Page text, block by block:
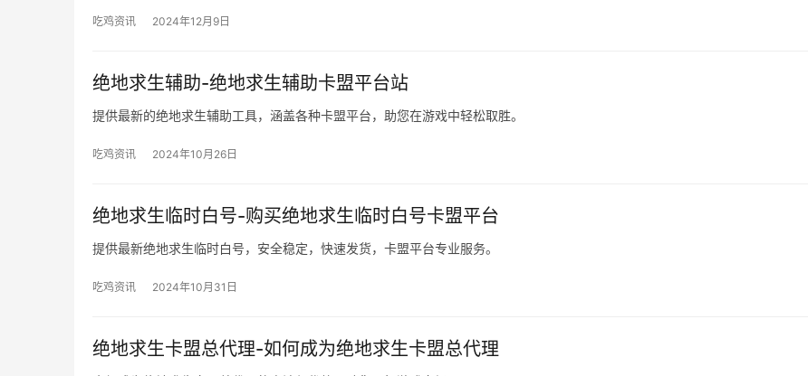
吃鸡资讯 2024年12月9日
绝地求生辅助-绝地求生辅助卡盟平台站
提供最新的绝地求生辅助工具，涵盖各种卡盟平台，助您在游戏中轻松取胜。
吃鸡资讯 2024年10月26日
绝地求生临时白号-购买绝地求生临时白号卡盟平台
提供最新绝地求生临时白号，安全稳定，快速发货，卡盟平台专业服务。
吃鸡资讯 2024年10月31日
绝地求生卡盟总代理-如何成为绝地求生卡盟总代理